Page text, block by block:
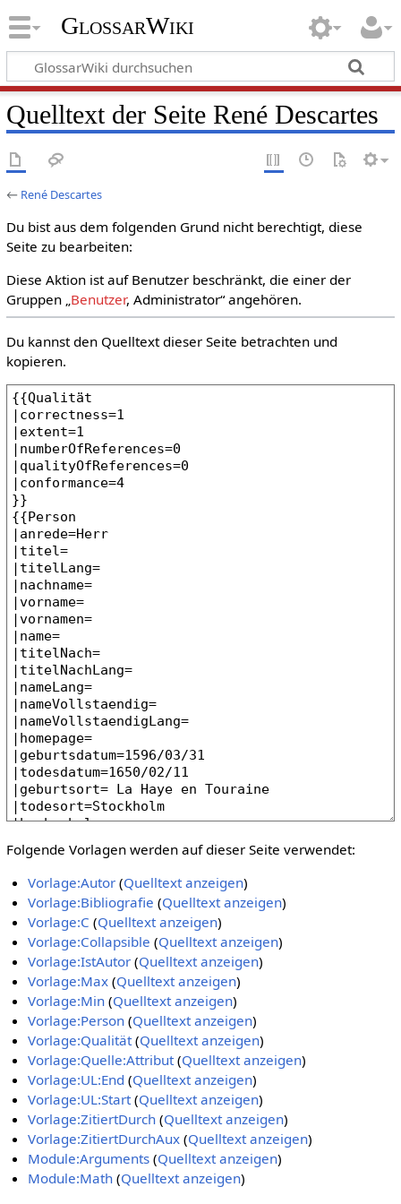
GlossarWiki
Quelltext der Seite René Descartes
← René Descartes
Du bist aus dem folgenden Grund nicht berechtigt, diese
Seite zu bearbeiten:
Diese Aktion ist auf Benutzer beschränkt, die einer der
Gruppen „Benutzer, Administrator“ angehören.
Du kannst den Quelltext dieser Seite betrachten und
kopieren.
Folgende Vorlagen werden auf dieser Seite verwendet:
Vorlage:Autor (Quelltext anzeigen)
Vorlage:Bibliografie (Quelltext anzeigen)
Vorlage:C (Quelltext anzeigen)
Vorlage:Collapsible (Quelltext anzeigen)
Vorlage:IstAutor (Quelltext anzeigen)
Vorlage:Max (Quelltext anzeigen)
Vorlage:Min (Quelltext anzeigen)
Vorlage:Person (Quelltext anzeigen)
Vorlage:Qualität(Quelltext anzeigen)
Vorlage:Quelle:Attribut(Quelltext anzeigen)
Vorlage:UL:End (Quelltext anzeigen)
Vorlage:UL:Start(Quelltext anzeigen)
Vorlage:ZitiertDurch (Quelltext anzeigen)
Vorlage:ZitiertDurchAux (Quelltext anzeigen)
Module:Arguments (Quelltext anzeigen)
Module:Math (Quelltext anzeigen)